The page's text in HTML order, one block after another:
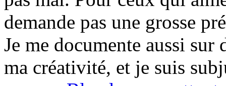
demande pas une grosse
Je me documente aussi
ma créativité, et je suis